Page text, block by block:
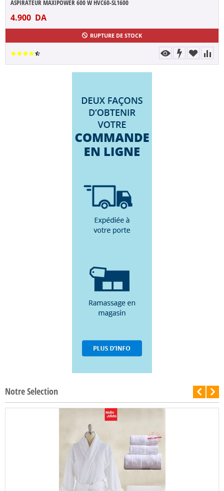
ASPIRATEUR MAXIPOWER 600 W HVC60-SL1600
4.900 DA
RUPTURE DE STOCK
Notre Selection